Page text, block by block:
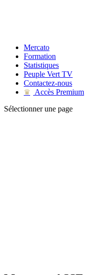
Mercato
Formation
Statistiques
Peuple Vert TV
Contactez-nous
♛
Accès Premium
Sélectionner une page